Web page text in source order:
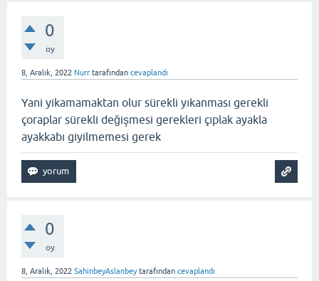
0
oy
8, Aralık, 2022 Nurr tarafından cevaplandı
Yani yikamamaktan olur sürekli yıkanması gerekli
çoraplar sürekli değişmesi gerekleri çıplak ayakla
ayakkabı giyilmemesi gerek
0
oy
8, Aralık, 2022 SahinbeyAslanbey tarafından cevaplandı